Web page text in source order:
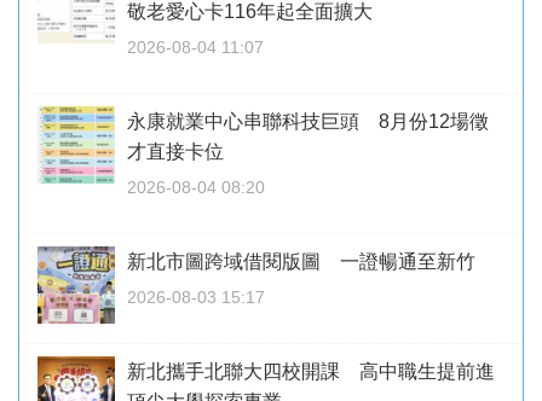
敬老愛心卡116年起全面擴大
2026-08-04 11:07
永康就業中心串聯科技巨頭 8月份12場徵
才直接卡位
2026-08-04 08:20
新北市圖跨域借閱版圖 一證暢通至新竹
2026-08-03 15:17
新北攜手北聯大四校開課 高中職生提前進